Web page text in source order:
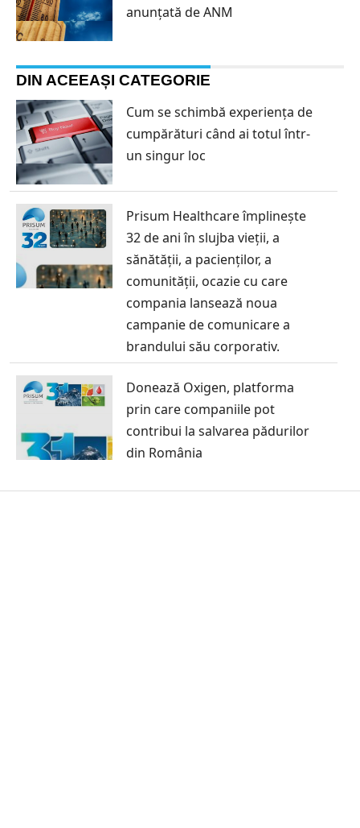
anunțată de ANM
DIN ACEEAȘI CATEGORIE
Cum se schimbă experiența de
cumpărături când ai totul într-
un singur loc
Prisum Healthcare împlinește
32 de ani în slujba vieții, a
sănătății, a pacienților, a
comunității, ocazie cu care
compania lansează noua
campanie de comunicare a
brandului său corporativ.
Donează Oxigen, platforma
prin care companiile pot
contribui la salvarea pădurilor
din România